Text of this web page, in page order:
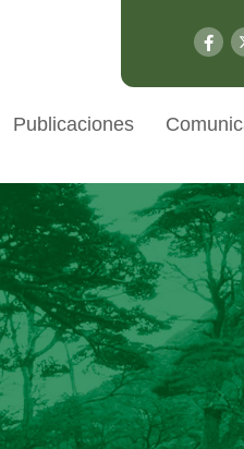
Publicaciones